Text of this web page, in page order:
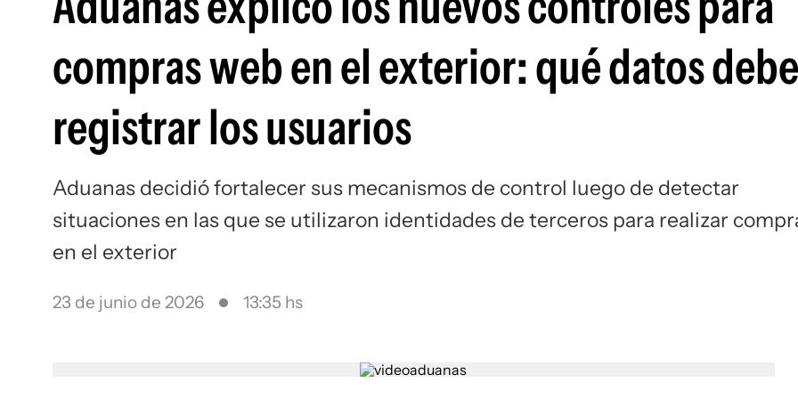
compras web en el exterior: qué datos
registrar los usuarios
Aduanas decidió fortalecer sus mecanismos de control luego de detectar
situaciones en las que se utilizaron identidades de terceros para realizar
en el exterior
23 de junio de 2026 13:35 hs